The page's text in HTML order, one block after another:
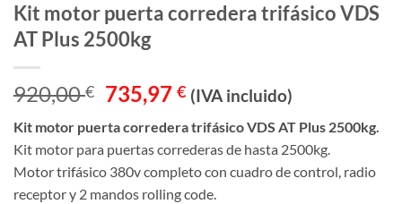
Kit motor puerta corredera trifásico VDS
AT Plus 2500kg
920,00€ El
precio
original
era:
920,00 €.
735,97€El
actual
es:
735,97 €.
(IVA incluido)
Kit motor puerta corredera trifásico VDS AT Plus 2500kg.
Kit motor para puertas correderas de hasta 2500kg.
Motor trifásico 380v completo con cuadro de control, radio
receptor y 2 mandos rolling code.